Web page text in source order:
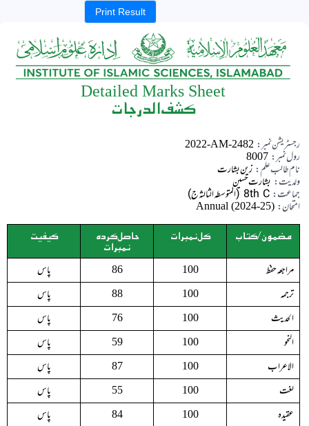
Print Result
Detailed Marks Sheet
کشف الدرجات
رجسٹریشن نمبر: 2022-AM-2482
رول نمبر: 8007
نام طالب علم: زین بشارت
ولدیت: بشارت حسین
جماعت: 8th C (المتوسطہ الثالثہ ج)
امتحان: Annual (2024-25)
مضمون/کتاب کل نمبرات حاصل کردہ
نمبرات
کیفیت
مراجعہ حفظ 100
86
پاس
ترجمہ
100
88
پاس
الحدیث
100
76
پاس
النحو
100
59
پاس
الاعراب
100
87
پاس
لغت
100
55
پاس
عقیدہ
100
84
پاس